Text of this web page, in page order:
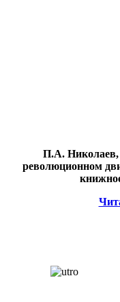
П.А. Николаев,
революционном